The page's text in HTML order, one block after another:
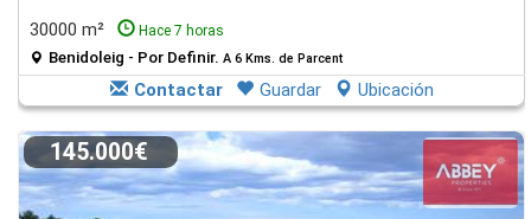
30000 m² Hace 7 horas
Benidoleig - Por Definir. A 6 Kms. de Parcent
Contactar Guardar Ubicación
145.000€